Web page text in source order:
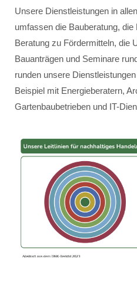
Unsere Dienstleistungen in
umfassen die Bauberatung,
Beratung zu Fördermitteln, die
Bauanträgen und Seminare
runden unsere
Beispiel mit Energieberatern,
Gartenbaubetrieben und IT-